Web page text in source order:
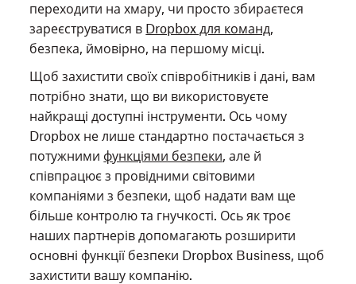
переходити на хмару, чи просто збираєтеся
зареєструватися в Dropbox для команд,
безпека, ймовірно, на першому місці.
Щоб захистити своїх співробітників і дані, вам
потрібно знати, що ви використовуєте
найкращі доступні інструменти. Ось чому
Dropbox не лише стандартно постачається з
потужними функціями безпеки, але й
співпрацює з провідними світовими
компаніями з безпеки, щоб надати вам ще
більше контролю та гнучкості. Ось як троє
наших партнерів допомагають розширити
основні функції безпеки Dropbox Business, щоб
захистити вашу компанію.